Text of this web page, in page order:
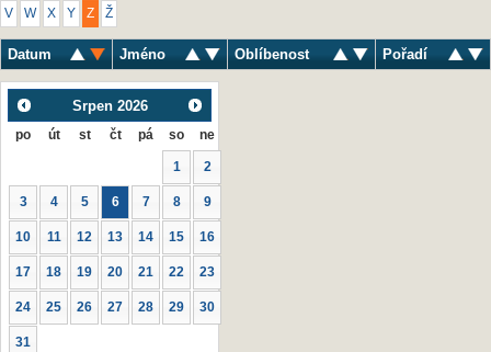
V W X Y Z Ž
Datum Jméno Oblíbenost Pořadí
Srpen 2026
po út st čt pá so ne
1 2
3 4 5 6 7 8 9
10 11 12 13 14 15 16
17 18 19 20 21 22 23
24 25 26 27 28 29 30
31